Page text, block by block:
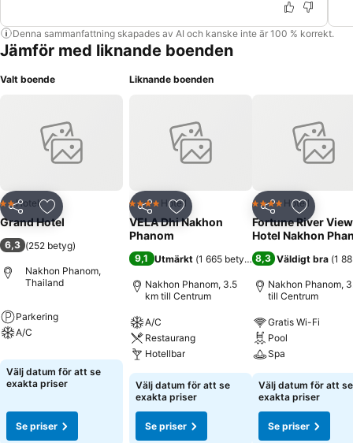
Denna sammanfattning skapades av AI och kanske inte är 100 % korrekt.
Jämför med liknande boenden
Valt boende
Dela Lägg till i Mina Favoriter
2 Stjärnor
Hotell
Grand Hotel
6,3 (252 betyg)
Nakhon Phanom,
Thailand
Parkering
A/C
Välj datum för att se
exakta priser
Se priser
Liknande boenden
Dela Lägg till i Mina Favoriter
4 StjärnorHotell
VELA Dhi Nakhon
Phanom
9,1 Utmärkt (1 665 betyg)
Nakhon Phanom, 3.5
km till Centrum
A/C
Restaurang
Hotellbar
Välj datum för att se
exakta priser
Se priser
Dela Lägg till
4 StjärnorHotell
Fortune River View
Hotel Nakhon
8,3 Väldigt bra (1
Nakhon Phanom,
till Centrum
Gratis Wi-Fi
Pool
Spa
Välj datum för att se
exakta priser
Se priser